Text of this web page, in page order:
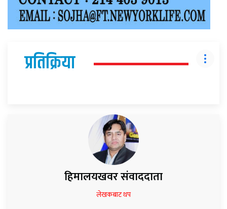
प्रतिक्रिया
हिमालयखवर संवाददाता
लेखकबाट थप